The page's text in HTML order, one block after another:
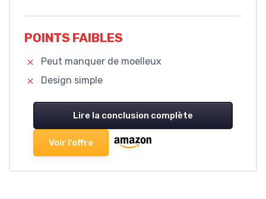
POINTS FAIBLES
Peut manquer de moelleux
Design simple
Lire la conclusion complète
Voir l'offre